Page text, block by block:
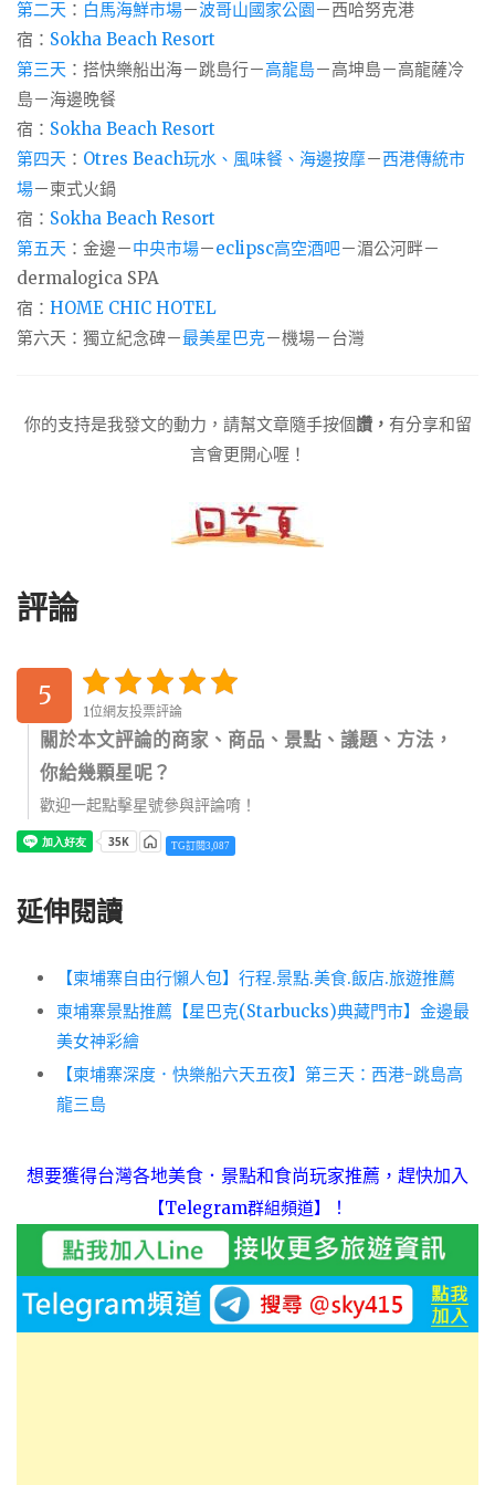
第二天 ： 白馬海鮮市場－波哥山國家公園－西哈努克港
宿： Sokha Beach Resort
第三天 ：搭快樂船出海－跳島行－高龍島－高坤島－高龍薩冷
島－海邊晚餐
宿： Sokha Beach Resort
第四天 ： Otres Beach玩水、風味餐、海邊按摩－西港傳統市
場－柬式火鍋
宿： Sokha Beach Resort
第五天 ：金邊－中央市場－eclipsc高空酒吧－湄公河畔－
dermalogica SPA
宿： HOME CHIC HOTEL
第六天：獨立紀念碑－最美星巴克－機場－台灣
你的支持是我發文的動力，請幫文章隨手按個讚， 有分享和留
言會更開心喔！
評論
5
1位網友投票評論
關於本文評論的商家、商品、景點、議題、方法，
你給幾顆星呢？
歡迎一起點擊星號參與評論唷！
TG訂閱3,087
延伸閱讀
【柬埔寨自由行懶人包】行程.景點.美食.飯店.旅遊推薦
柬埔寨景點推薦【星巴克(Starbucks)典藏門市】金邊最
美女神彩繪
【柬埔寨深度．快樂船六天五夜】第三天：西港-跳島高
龍三島
想要獲得台灣各地美食．景點和食尚玩家推薦，趕快加入
【Telegram群組頻道】 ！